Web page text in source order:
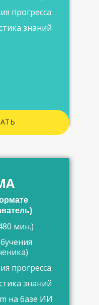
прогресса
знаний
мин.)
прогресса
знаний
на базе ИИ